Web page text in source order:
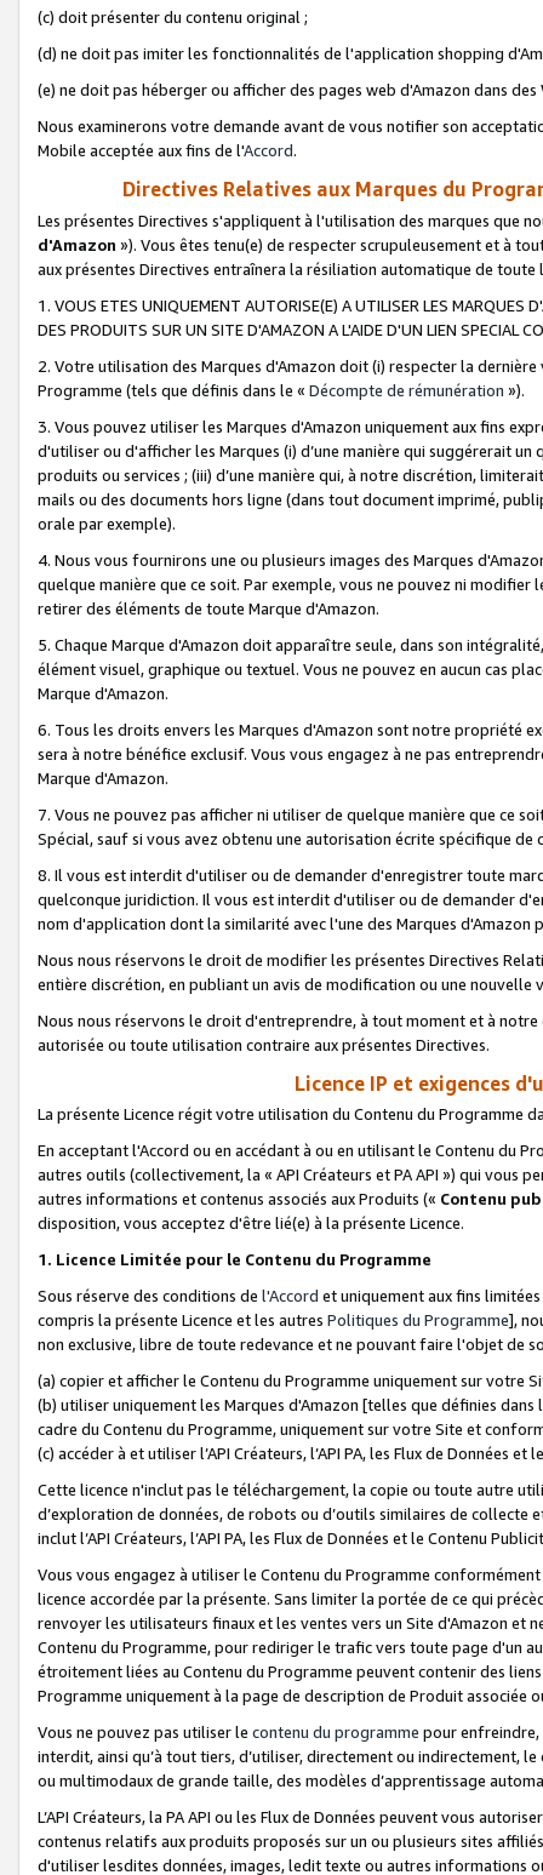
(c) doit présenter du contenu original ;
(d) ne doit pas imiter les fonctionnalités de l'application shopping
(e) ne doit pas héberger ou afficher des pages web d'Amazon dans
Nous examinerons votre demande avant de vous notifier son
Mobile acceptée aux fins de l'Accord.
Directives Relatives aux Marques du
Les présentes Directives s'appliquent à l'utilisation des marques que
d'Amazon »). Vous êtes tenu(e) de respecter scrupuleusement et à
aux présentes Directives entraînera la résiliation automatique de
1. VOUS ETES UNIQUEMENT AUTORISE(E) A UTILISER LES MARQUES
DES PRODUITS SUR UN SITE D'AMAZON A L'AIDE D'UN LIEN SPECIAL
2. Votre utilisation des Marques d'Amazon doit (i) respecter la
Programme (tels que définis dans le « Décompte de rémunération »).
3. Vous pouvez utiliser les Marques d'Amazon uniquement aux fins
d'utiliser ou d'afficher les Marques (i) d’une manière qui suggérerait
produits ou services ; (iii) d’une manière qui, à notre discrétion,
mails ou des documents hors ligne (dans tout document imprimé,
orale par exemple).
4. Nous vous fournirons une ou plusieurs images des Marques
quelque manière que ce soit. Par exemple, vous ne pouvez ni
retirer des éléments de toute Marque d'Amazon.
5. Chaque Marque d'Amazon doit apparaître seule, dans son
élément visuel, graphique ou textuel. Vous ne pouvez en aucun cas
Marque d'Amazon.
6. Tous les droits envers les Marques d'Amazon sont notre propriété
sera à notre bénéfice exclusif. Vous vous engagez à ne pas
Marque d'Amazon.
7. Vous ne pouvez pas afficher ni utiliser de quelque manière que ce
Spécial, sauf si vous avez obtenu une autorisation écrite spécifique de
8. Il vous est interdit d'utiliser ou de demander d'enregistrer toute
quelconque juridiction. Il vous est interdit d'utiliser ou de demander
nom d'application dont la similarité avec l'une des Marques
Nous nous réservons le droit de modifier les présentes Directives
entière discrétion, en publiant un avis de modification ou une nouvelle
Nous nous réservons le droit d'entreprendre, à tout moment et à
autorisée ou toute utilisation contraire aux présentes Directives.
Licence IP et exigences
La présente Licence régit votre utilisation du Contenu du Programme
En acceptant l'Accord ou en accédant à ou en utilisant le Contenu du
autres outils (collectivement, la « API Créateurs et PA API ») qui vous
autres informations et contenus associés aux Produits (« Contenu
disposition, vous acceptez d'être lié(e) à la présente Licence.
1. Licence Limitée pour le Contenu du Programme
Sous réserve des conditions de l'Accord et uniquement aux fins
compris la présente Licence et les autres Politiques du Programme],
non exclusive, libre de toute redevance et ne pouvant faire l'objet de
(a) copier et afficher le Contenu du Programme uniquement sur votre
(b) utiliser uniquement les Marques d'Amazon [telles que définies dans
cadre du Contenu du Programme, uniquement sur votre Site et
(c) accéder à et utiliser l’API Créateurs, l’API PA, les Flux de Données
Cette licence n'inclut pas le téléchargement, la copie ou toute autre
d’exploration de données, de robots ou d’outils similaires de
inclut l’API Créateurs, l’API PA, les Flux de Données et le Contenu
Vous vous engagez à utiliser le Contenu du Programme
licence accordée par la présente. Sans limiter la portée de ce qui
renvoyer les utilisateurs finaux et les ventes vers un Site d'Amazon et
Contenu du Programme, pour rediriger le trafic vers toute page d'un
étroitement liées au Contenu du Programme peuvent contenir des
Programme uniquement à la page de description de Produit associée
Vous ne pouvez pas utiliser le contenu du programme pour
interdit, ainsi qu’à tout tiers, d’utiliser, directement ou indirectement,
ou multimodaux de grande taille, des modèles d’apprentissage
L’API Créateurs, la PA API ou les Flux de Données peuvent vous
contenus relatifs aux produits proposés sur un ou plusieurs sites
d'utiliser lesdites données, images, ledit texte ou autres informations